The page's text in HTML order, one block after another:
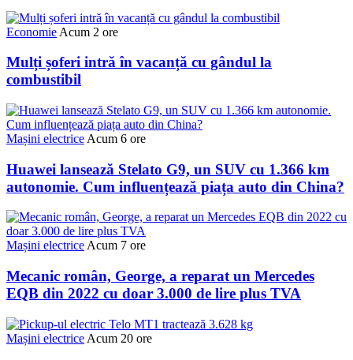
Economie Acum 2 ore
Mulți șoferi intră în vacanță cu gândul la
combustibil
Mașini electrice Acum 6 ore
Huawei lansează Stelato G9, un SUV cu 1.366 km
autonomie. Cum influențează piața auto din China?
Mașini electriceAcum 7 ore
Mecanic român, George, a reparat un Mercedes
EQB din 2022 cu doar 3.000 de lire plus TVA
Mașini electrice Acum 20 ore